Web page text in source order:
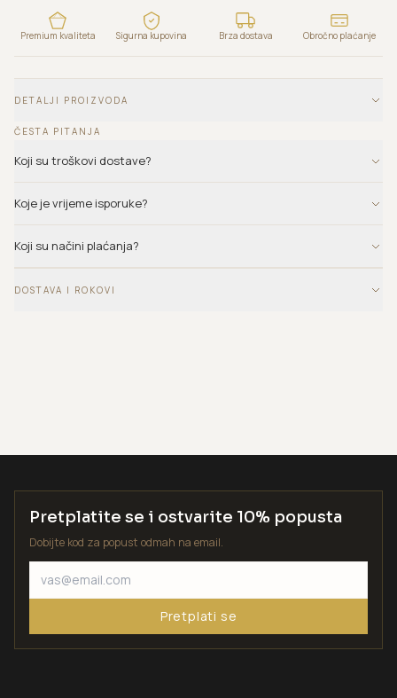
Premium kvaliteta Sigurna kupovina Brza dostava Obročno plaćanje
DETALJI PROIZVODA
ČESTA PITANJA
Koji su troškovi dostave?
Koje je vrijeme isporuke?
Koji su načini plaćanja?
DOSTAVA I ROKOVI
Pretplatite se i ostvarite 10% popusta
Dobijte kod za popust odmah na email.
Pretplati se